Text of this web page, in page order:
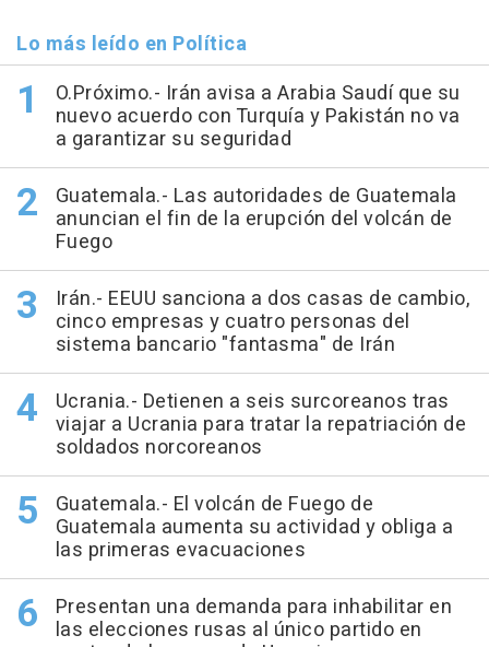
Lo más leído en Política
O.Próximo.- Irán avisa a Arabia Saudí que su
nuevo acuerdo con Turquía y Pakistán no va
a garantizar su seguridad
Guatemala.- Las autoridades de Guatemala
anuncian el fin de la erupción del volcán de
Fuego
Irán.- EEUU sanciona a dos casas de cambio,
cinco empresas y cuatro personas del
sistema bancario "fantasma" de Irán
Ucrania.- Detienen a seis surcoreanos tras
viajar a Ucrania para tratar la repatriación de
soldados norcoreanos
Guatemala.- El volcán de Fuego de
Guatemala aumenta su actividad y obliga a
las primeras evacuaciones
Presentan una demanda para inhabilitar en
las elecciones rusas al único partido en